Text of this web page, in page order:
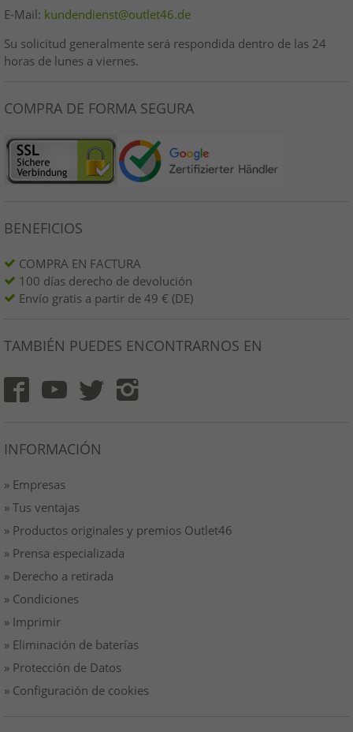
E-Mail: kundendienst@outlet46.de
Su solicitud generalmente será respondida dentro de las 24
horas de lunes a viernes.
COMPRA DE FORMA SEGURA
BENEFICIOS
COMPRA EN FACTURA
100 días derecho de devolución
Envío gratis a partir de 49 € (DE)
TAMBIÉN PUEDES ENCONTRARNOS EN
INFORMACIÓN
» Empresas
» Tus ventajas
» Productos originales y premios Outlet46
» Prensa especializada
» Derecho a retirada
» Condiciones
» Imprimir
» Eliminación de baterías
» Protección de Datos
» Configuración de cookies